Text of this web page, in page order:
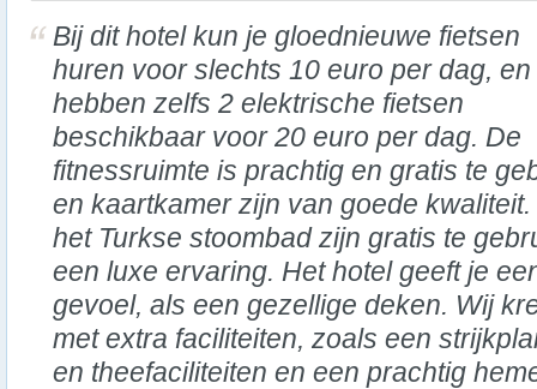
Bij dit hotel kun je gloednieuwe fietsen
huren voor slechts 10 euro per dag, en
hebben zelfs 2 elektrische fietsen
beschikbaar voor 20 euro per dag. De
fitnessruimte is prachtig en gratis te
en kaartkamer zijn van goede
het Turkse stoombad zijn gratis te
een luxe ervaring. Het hotel geeft je
gevoel, als een gezellige deken. Wij
met extra faciliteiten, zoals een
en theefaciliteiten en een prachtig